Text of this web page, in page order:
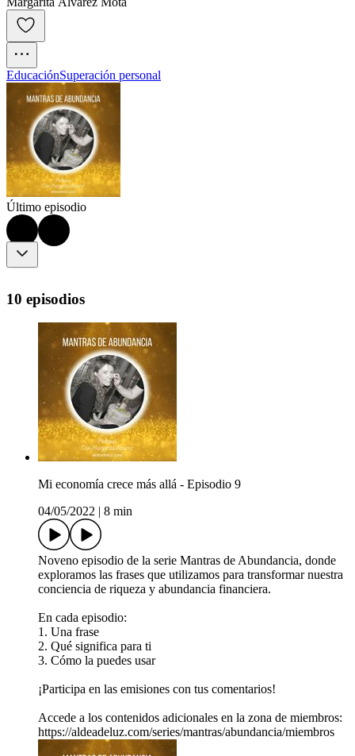
EducaciónSuperación personal
Último episodio
10 episodios
Mi economía crece más allá - Episodio 9
04/05/2022
8 min
Noveno episodio de la serie Mantras de Abundancia, donde
exploramos las frases que utilizamos para transformar nuestra
conciencia de riqueza y abundancia financiera.
En cada episodio:
1. Una frase
2. Qué significa para ti
3. Cómo la puedes usar
¡Participa en las emisiones con tus comentarios!
Accede a los contenidos adicionales en la zona de miembros:
https://aldeadeluz.com/series/mantras/abundancia/miembros